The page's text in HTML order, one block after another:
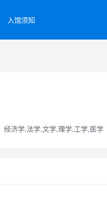
入馆须知
经济学,法学,文学,理学,工学,医学